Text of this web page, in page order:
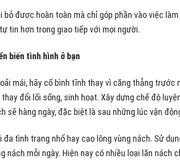
bỏ được hoàn toàn mà chỉ góp phần vào việc
tin hơn trong giao tiếp với mọi người.
biến tình hình ở bạn
mái, hãy cố bình tĩnh thay vì căng thẳng trước
đổi lối sống, sinh hoạt. Xây dựng chế độ
sẽ hàng ngày, đặc biệt là sau những lúc vận
đa tình trạng nhổ hay cạo lông vùng nách. Sử
nách mỗi ngày. Hiện nay có nhiều loại lăn nách